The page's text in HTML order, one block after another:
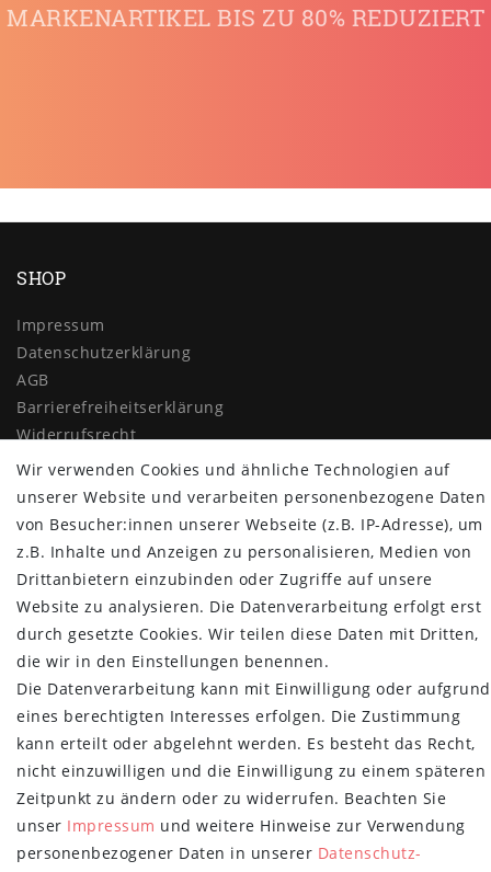
MARKENARTIKEL BIS ZU 80% REDUZIERT
SHOP
Impressum
Daten­schutz­erklärung
AGB
Barrierefreiheitserklärung
Widerrufs­recht
Vertrag widerrufen
MYPOPUPCLUB
Über uns
Retoure
Versand- und Zahlungsbedingungen
NEWSLETTER
E-MAIL **
Newsletter
Honig
Hiermit bestätige ich, dass ich die
Meine Einwilligung kann ich jederzeit widerrufen.**
Abonnieren
Wir verwenden Cookies und ähnliche Technologien auf
unserer Website und verarbeiten personenbezogene Daten
von Besucher:innen unserer Webseite (z.B. IP-Adresse), um
z.B. Inhalte und Anzeigen zu personalisieren, Medien von
Drittanbietern einzubinden oder Zugriffe auf unsere
Website zu analysieren. Die Datenverarbeitung erfolgt erst
durch gesetzte Cookies. Wir teilen diese Daten mit Dritten,
die wir in den Einstellungen benennen.
Die Datenverarbeitung kann mit Einwilligung oder aufgrund
eines berechtigten Interesses erfolgen. Die Zustimmung
kann erteilt oder abgelehnt werden. Es besteht das Recht,
nicht einzuwilligen und die Einwilligung zu einem späteren
Zeitpunkt zu ändern oder zu widerrufen. Beachten Sie
unser Impressum und weitere Hinweise zur Verwendung
personenbezogener Daten in unserer Daten­schutz­